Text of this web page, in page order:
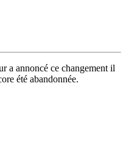
a annoncé ce changement il
été abandonnée.